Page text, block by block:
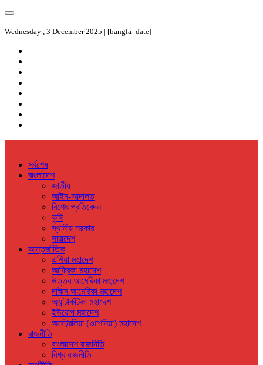
Wednesday , 3 December 2025 | [bangla_date]
সর্বশেষ
বাংলাদেশ
জাতীয়
আইন-আদালত
বিশেষ প্রতিবেদন
কৃষি
স্থানীয় সরকার
সারাদেশ
আন্তর্জাতিক
এশিয়া মহাদেশ
আফ্রিকা মহাদেশ
উত্তর আমেরিকা মহাদেশ
দক্ষিন আমেরিকা মহাদেশ
অ্যান্টার্কটিকা মহাদেশ
ইউরোপ মহাদেশ
অস্ট্রেলিয়া (ওশেনিয়া) মহাদেশ
রাজনীতি
বাংলাদেশ রাজনিতি
বিশ্ব রাজনীতি